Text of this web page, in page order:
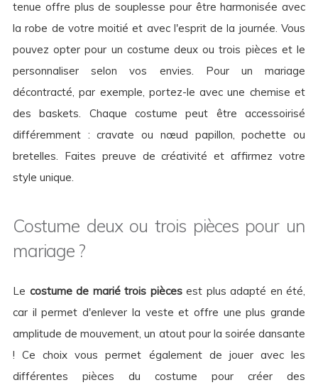
tenue offre plus de souplesse pour être harmonisée avec
la robe de votre moitié et avec l'esprit de la journée. Vous
pouvez opter pour un costume deux ou trois pièces et le
personnaliser selon vos envies. Pour un mariage
décontracté, par exemple, portez-le avec une chemise et
des baskets. Chaque costume peut être accessoirisé
différemment : cravate ou nœud papillon, pochette ou
bretelles. Faites preuve de créativité et affirmez votre
style unique.
Costume deux ou trois pièces pour un
mariage ?
Le costume de marié trois piècesest plus adapté en été,
car il permet d'enlever la veste et offre une plus grande
amplitude de mouvement, un atout pour la soirée dansante
! Ce choix vous permet également de jouer avec les
différentes pièces du costume pour créer des